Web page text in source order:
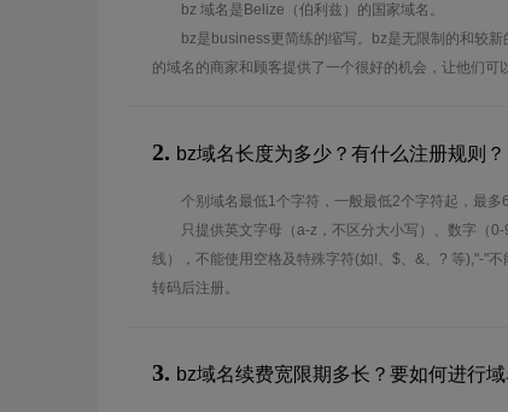
bz 域名是Belize（伯利兹）的国家域名。
bz是business更简练的缩写。bz是无限制的和较
的域名的商家和顾客提供了一个很好的机会，让他们可
2. bz域名长度为多少？有什么注册规则？
个别域名最低1个字符，一般最低2个字符起，最多
只提供英文字母（a-z，不区分大小写）、数字（
线），不能使用空格及特殊字符(如!、$、&、? 等),"-"
转码后注册。
3. bz域名续费宽限期多长？要如何进行域